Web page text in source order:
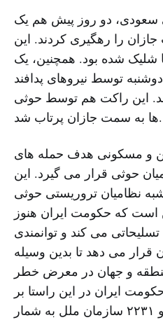
سعودی، دو روز پیش هم یک
را رهگیری کردند. این
شده بود. همچنین، یک
توسط نیروهای پدافند
این راکت هم توسط حوثی
ها به سمت جازان پرتاب شد.
و مسکونی هدف حمله های
حوثی قرار می گیرد. این
نظامیان تروریستی حوثی
است که حکومت ایران هنوز
می کند و توانمندی
قرار می دهد تا بدین وسیله
و جهان در معرض خطر
ایران در این راستا بر
خلاف قطعنامه های ۲۲۱۶ و ۲۲۳۱ سازمان ملل به شمار